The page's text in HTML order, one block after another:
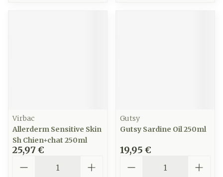
Virbac
Allerderm Sensitive Skin
Sh Chien+chat 250ml
25,97 €
Gutsy
Gutsy Sardine Oil 250ml
19,95 €